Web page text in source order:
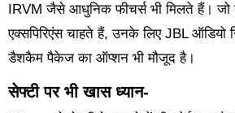
IRVM जैसे आधुनिक फीचर्स भी मिलते हैं। जो
एक्सपिरिएंस चाहते हैं, उनके लिए JBL ऑडियो
डैशकैम पैकेज का ऑप्शन भी मौजूद है।
सेफ्टी पर भी खास ध्यान-